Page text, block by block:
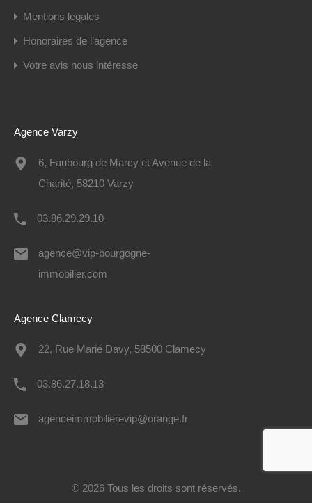
Mentions legales
Honoraires de l’agence
Votre avis nous intéresse
Agence Varzy
6, Faubourg de Marcy et Avenue de la
Charité, 58210 Varzy
03.86.29.29.10
agence@vip-bourgogne-
immobilier.com
Agence Clamecy
22, Rue Marié Davy, 58500 Clamecy
03.86.27.18.13
agenceimmobilierevip@orange.fr
© 2026 Tous les droits sont réservés.